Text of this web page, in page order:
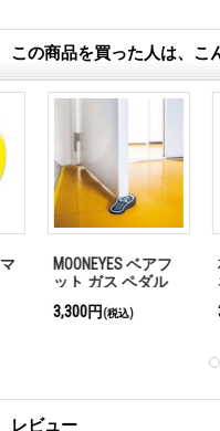
この商品を買った人は、こ
MOONEYES ベアフ
ット ガス ペダル
3,300円(税込)
本
ネッ
385円
レビュー